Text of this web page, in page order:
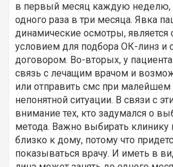
в первый месяц каждую неделю,
одного раза в три месяца. Явка
динамические осмотры, является
условием для подбора ОК-линз и
договором. Во-вторых, у
связь с лечащим врачом и
или отправить смс при малейшем
непонятной ситуации. В связи с
внимание тех, кто задумался о
метода. Важно выбирать клинику
близко к дому, потому что
показываться врачу. И иметь в